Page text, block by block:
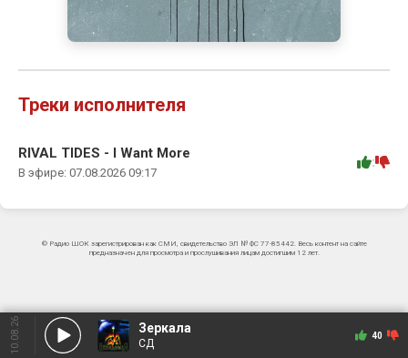
Треки исполнителя
RIVAL TIDES - I Want More
В эфире: 07.08.2026 09:17
:
© Радио ШОК зарегистрирован как СМИ, свидетельство ЭЛ № ФС 77-85442. Весь контент на сайте
предназначен для просмотра и прослушивания лицам достигшим 12 лет.
10.08.26 Зеркала
СД
40